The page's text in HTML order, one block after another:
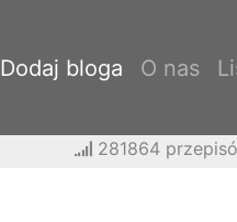
Dodaj bloga O nas
281864